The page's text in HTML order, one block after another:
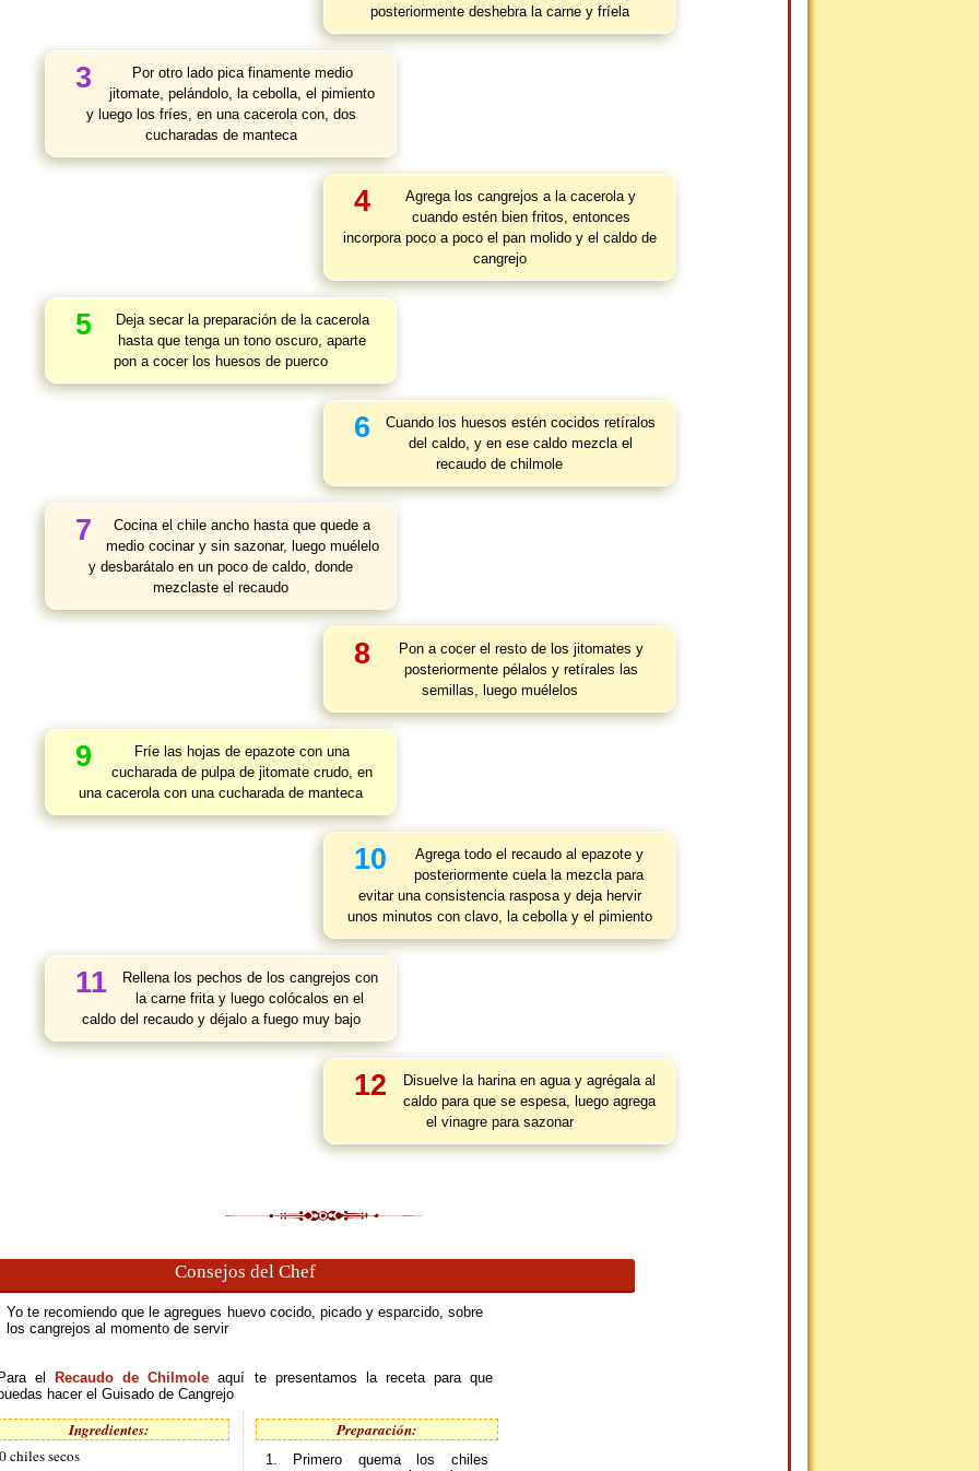
posteriormente deshebra la carne y fríela
3
Por otro lado pica finamente medio
jitomate, pelándolo, la cebolla, el pimiento
y luego los fríes, en una cacerola con, dos
cucharadas de manteca
4
Agrega los cangrejos a la cacerola y
cuando estén bien fritos, entonces
incorpora poco a poco el pan molido y el caldo de
cangrejo
5
Deja secar la preparación de la cacerola
hasta que tenga un tono oscuro, aparte
pon a cocer los huesos de puerco
6
Cuando los huesos estén cocidos retíralos
del caldo, y en ese caldo mezcla el
recaudo de chilmole
7
Cocina el chile ancho hasta que quede a
medio cocinar y sin sazonar, luego muélelo
y desbarátalo en un poco de caldo, donde
mezclaste el recaudo
8
Pon a cocer el resto de los jitomates y
posteriormente pélalos y retírales las
semillas, luego muélelos
9
Fríe las hojas de epazote con una
cucharada de pulpa de jitomate crudo, en
una cacerola con una cucharada de manteca
10
Agrega todo el recaudo al epazote y
posteriormente cuela la mezcla para
evitar una consistencia rasposa y deja hervir
unos minutos con clavo, la cebolla y el pimiento
11
Rellena los pechos de los cangrejos con
la carne frita y luego colócalos en el
caldo del recaudo y déjalo a fuego muy bajo
12
Disuelve la harina en agua y agrégala al
caldo para que se espesa, luego agrega
el vinagre para sazonar
Consejos del Chef
Yo te recomiendo que le agregues huevo cocido, picado y esparcido, sobre
los cangrejos al momento de servir
el Recaudo de Chilmole aquí te presentamos la receta para que
hacer el Guisado de Cangrejo
Ingredientes:
chiles secos
Preparación:
1. Primero quema los chiles